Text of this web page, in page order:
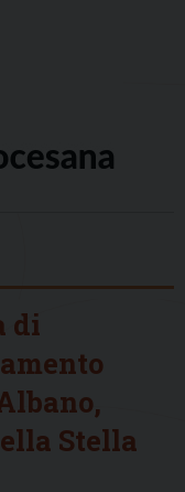
di
Stella